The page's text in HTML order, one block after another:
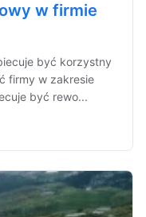
w firmie
być korzystny
firmy w zakresie
być rewo...